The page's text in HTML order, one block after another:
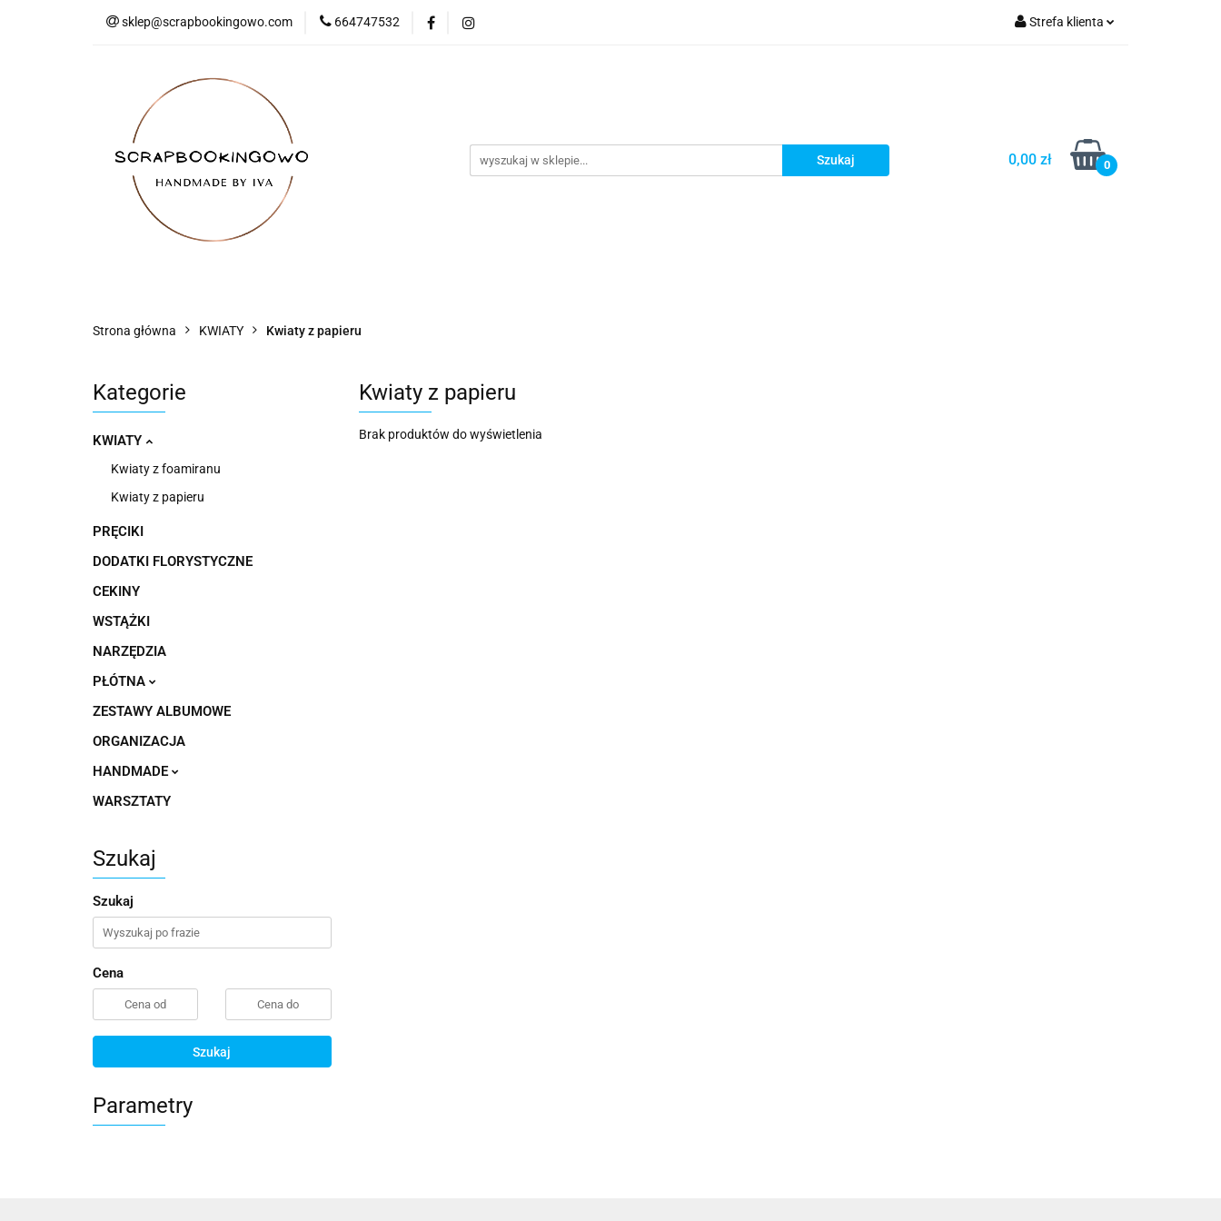
sklep@scrapbookingowo.com 664747532 Strefa klienta
0,00 zł 0
Strona główna KWIATY Kwiaty z papieru
Kategorie
KWIATY
Kwiaty z foamiranu
Kwiaty z papieru
PRĘCIKI
DODATKI FLORYSTYCZNE
CEKINY
WSTĄŻKI
NARZĘDZIA
PŁÓTNA
ZESTAWY ALBUMOWE
ORGANIZACJA
HANDMADE
WARSZTATY
Szukaj
Szukaj
Cena
Szukaj
Parametry
Kwiaty z papieru
Brak produktów do wyświetlenia